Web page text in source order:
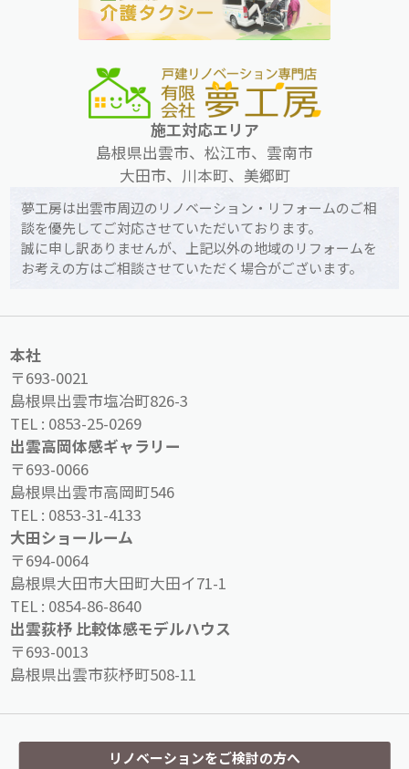
施工対応エリア
島根県出雲市、松江市、雲南市
大田市、川本町、美郷町
夢工房は出雲市周辺のリノベーション・リフォームのご相
談を優先してご対応させていただいております。
誠に申し訳ありませんが、上記以外の地域のリフォームを
お考えの方はご相談させていただく場合がございます。
本社
〒693-0021
島根県出雲市塩冶町826-3
TEL : 0853-25-0269
出雲高岡体感ギャラリー
〒693-0066
島根県出雲市高岡町546
TEL : 0853-31-4133
大田ショールーム
〒694-0064
島根県大田市大田町大田イ71-1
TEL : 0854-86-8640
出雲荻杼 比較体感モデルハウス
〒693-0013
島根県出雲市荻杼町508-11
リノベーションをご検討の方へ